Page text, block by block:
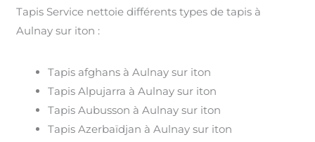
Tapis Service nettoie différents types de tapis à
Aulnay sur iton :
Tapis afghans à Aulnay sur iton
Tapis Alpujarra à Aulnay sur iton
Tapis Aubusson à Aulnay sur iton
Tapis Azerbaïdjan à Aulnay sur iton